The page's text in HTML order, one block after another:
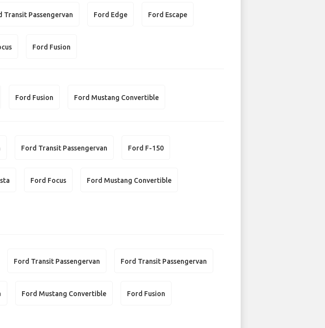
Transit Passengervan Ford Edge Ford Escape
Ford Fusion
Ford Fusion Ford Mustang Convertible
Ford Transit Passengervan Ford F-150
Ford Focus Ford Mustang Convertible
Ford Transit Passengervan Ford Transit Passengervan
Ford Mustang Convertible Ford Fusion